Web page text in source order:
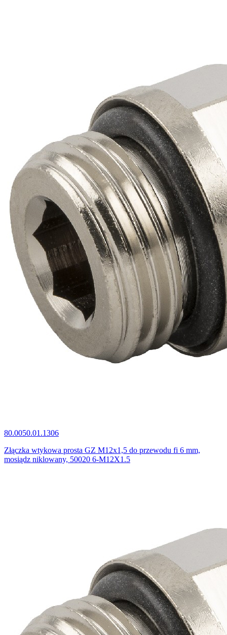
80.0050.01.1306
Złączka wtykowa prosta GZ M12x1,5 do przewodu fi 6 mm,
mosiądz niklowany, 50020 6-M12X1.5